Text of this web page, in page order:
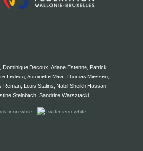
Dominique Decoux, Ariane Estenne, Patrick
Ledecq, Antoinette Maia, Thomas Miessen,
Reman, Louis Stalins, Nabil Sheikh Hassan,
Steinbach, Sandrine Warsztacki